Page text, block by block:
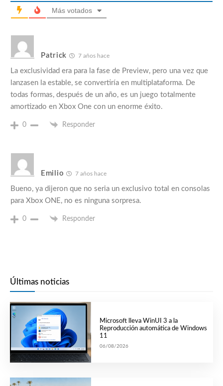
Más votados
Patrick 7 años hace
La exclusividad era para la fase de Preview, pero una vez que
lanzasen la estable, se convertiría en multiplataforma. De
todas formas, después de un año, es un juego totalmente
amortizado en Xbox One con un enorme éxito.
0 Responder
Emilio 7 años hace
Bueno, ya dijeron que no seria un exclusivo total en consolas
para Xbox ONE, no es ninguna sorpresa.
0 Responder
Últimas noticias
Microsoft lleva WinUI 3 a la
Reproducción automática de Windows
11
06/08/2026